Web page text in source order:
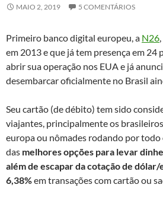
MAIO 2, 2019 5 COMENTÁRIOS
Primeiro banco digital europeu, a N26
em 2013 e que já tem presença em 24
abrir sua operação nos EUA e já
desembarcar oficialmente no Brasil
Seu cartão (de débito) tem sido
viajantes, principalmente os
europa ou nômades rodando por todo
das melhores opções para levar
além de escapar da cotação de
6,38%em transações com cartão ou